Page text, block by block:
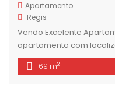
Apartamento
Regis
Vendo Excelente
apartamento com
General Flores da
XXIII. Apartamento
69 m2